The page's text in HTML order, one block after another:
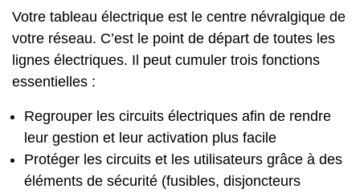
Votre tableau électrique est le centre névralgique de
votre réseau. C’est le point de départ de toutes les
lignes électriques. Il peut cumuler trois fonctions
essentielles :
Regrouper les circuits électriques afin de rendre
leur gestion et leur activation plus facile
Protéger les circuits et les utilisateurs grâce à des
éléments de sécurité (fusibles, disjoncteurs